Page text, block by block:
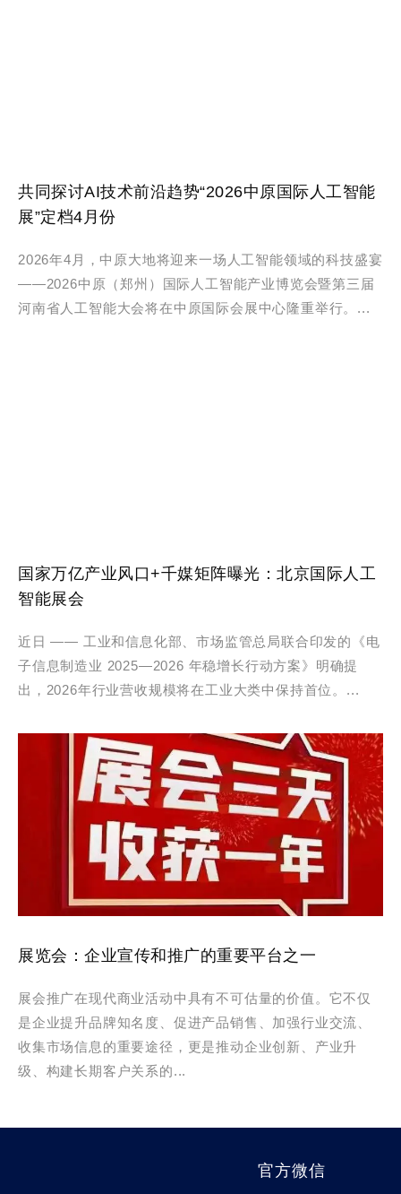
共同探讨AI技术前沿趋势“2026中原国际人工智能
展”定档4月份
2026年4月，中原大地将迎来一场人工智能领域的科技盛宴
——2026中原（郑州）国际人工智能产业博览会暨第三届
河南省人工智能大会将在中原国际会展中心隆重举行。...
国家万亿产业风口+千媒矩阵曝光：北京国际人工
智能展会
近日 —— 工业和信息化部、市场监管总局联合印发的《电
子信息制造业 2025—2026 年稳增长行动方案》明确提
出，2026年行业营收规模将在工业大类中保持首位。...
展览会：企业宣传和推广的重要平台之一
展会推广在现代商业活动中具有不可估量的价值。它不仅
是企业提升品牌知名度、促进产品销售、加强行业交流、
收集市场信息的重要途径，更是推动企业创新、产业升
级、构建长期客户关系的...
官方微信